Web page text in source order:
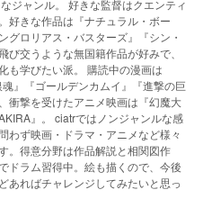
ジャンル。 好きな監督はクエンティ
好きな作品は『ナチュラル・ボー
グロリアス・バスターズ』『シン・
び交うような無国籍作品が好みで、
も学びたい派。 購読中の漫画は
魂』『ゴールデンカムイ』『進撃の巨
衝撃を受けたアニメ映画は『幻魔大
』。 ciatrではノンジャンルな感
わず映画・ドラマ・アニメなど様々
。得意分野は作品解説と相関図作
ドラム習得中。絵も描くので、今後
あればチャレンジしてみたいと思っ